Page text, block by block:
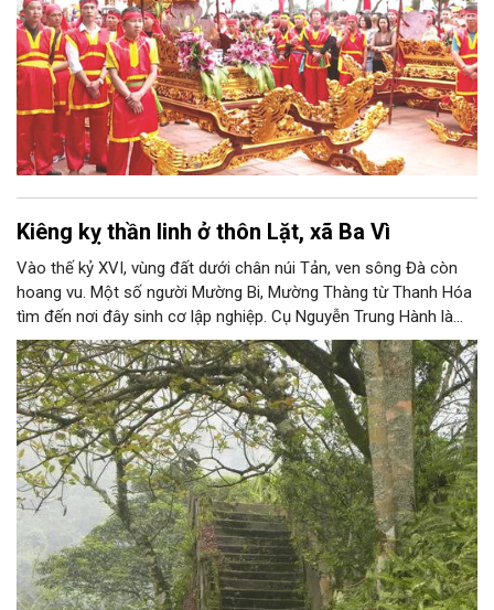
Kiêng kỵ thần linh ở thôn Lặt, xã Ba Vì
Vào thế kỷ XVI, vùng đất dưới chân núi Tản, ven sông Đà còn
hoang vu. Một số người Mường Bi, Mường Thàng từ Thanh Hóa
tìm đến nơi đây sinh cơ lập nghiệp. Cụ Nguyễn Trung Hành là
người đầu tiên đến khai phá vùng đất mới. Ban đầu, người dân
chặt tre nứa trong rừng, rồi chẻ lạt và chở bằng thuyền đi bán
khắp nơi.